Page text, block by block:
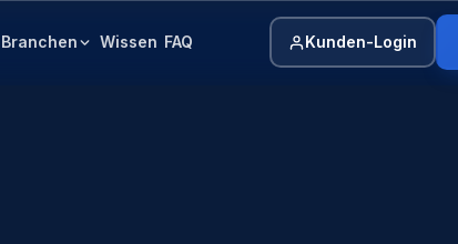
Branchen Wissen FAQ Kunden-Login